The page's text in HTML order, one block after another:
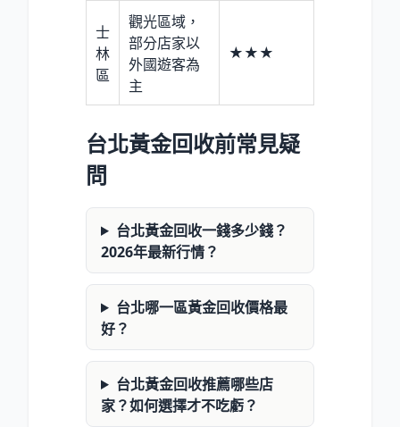
士
林
區
觀光區域，
部分店家以
外國遊客為
主
★★★
台北黃金回收前常見疑
問
台北黃金回收一錢多少錢？
2026年最新行情？
台北哪一區黃金回收價格最
好？
台北黃金回收推薦哪些店
家？如何選擇才不吃虧？